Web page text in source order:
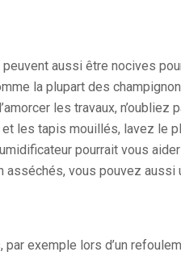
aussi être nocives
la plupart des
les travaux,
les tapis mouillés, lavez le
pourrait vous
asséchés, vous pouvez
exemple lors d’un